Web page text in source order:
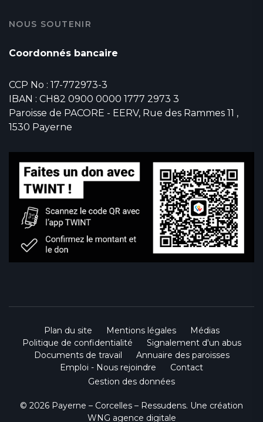
NOUS SOUTENIR
Coordonnés bancaire
CCP No : 17-772973-3
IBAN : CH82 0900 0000 1777 2973 3
Paroisse de PACORE - EERV, Rue des Rammes 11 ,
1530 Payerne
Plan du site Mentions légales
Médias
Politique de confidentialité
Signalement d'un abus
Documents de travail
Annuaire des paroisses
Emploi - Nous rejoindre
Contact
Gestion des données
© 2026 Payerne – Corcelles – Ressudens. Une création
WNG agence digitale